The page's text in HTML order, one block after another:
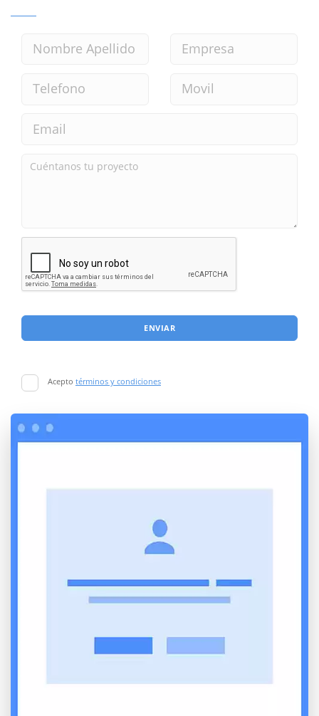
ENVIAR
Acepto términos y condiciones